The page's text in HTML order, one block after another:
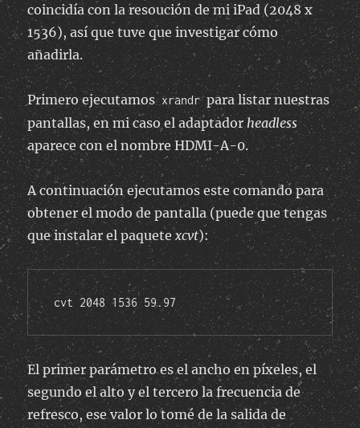
coincidía con la resoución de mi iPad (2048 x
1536), así que tuve que investigar cómo
añadirla.
Primero ejecutamos xrandr para listar nuestras
pantallas, en mi caso el adaptadorheadless
aparece con el nombre HDMI-A-0.
A continuación ejecutamos este comando para
obtener el modo de pantalla (puede que tengas
que instalar el paquetexcvt):
cvt 2048 1536 59.97
El primer parámetro es el ancho en píxeles, el
segundo el alto y el tercero la frecuencia de
refresco, ese valor lo tomé de la salida de